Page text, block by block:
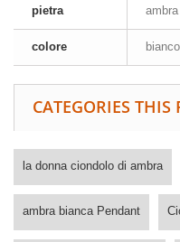
pietra ambra
colore bianco
CATEGORIES THIS
la donna ciondolo di ambra
ambra bianca Pendant